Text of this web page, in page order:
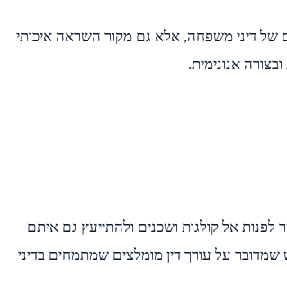
של דיני משפחה, אלא גם מקור השראה איכותי
אנונימית.
אל קולגות ושכנים ולהתייעץ גם איתם
על עורך דין מומלצים שמתמחים בדיני